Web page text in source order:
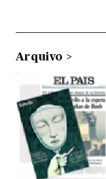
Arquivo